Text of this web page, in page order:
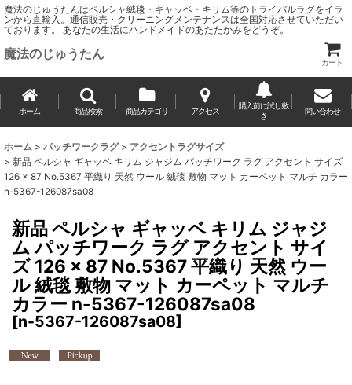
魔法のじゅうたんはペルシャ絨毯・ギャッベ・キリム等のトライバルラグをイラ
ンから直輸入。通信販売・クリーニングメンテナンスは全国対応させていただい
ております。 あなたの生活にハンドメイドのあたたかみをどうぞ。
魔法のじゅうたん
カート
ホーム 商品検索 商品カテゴリ アクセス
購入前に試し敷
き
問い合わせ
ホーム > パッチワークラグ > アクセントラグサイズ
> 新品 ペルシャ ギャッベ キリム ジャジム パッチワーク ラグ アクセント サイズ
126 × 87 No.5367 平織り 天然 ウール 絨毯 敷物 マット カーペット マルチ カラー
n-5367-126087sa08
新品 ペルシャ ギャッベ キリム ジャジ
ム パッチワーク ラグ アクセント サイ
ズ 126 × 87 No.5367 平織り 天然 ウー
ル 絨毯 敷物 マット カーペット マルチ
カラー n-5367-126087sa08
[n-5367-126087sa08]